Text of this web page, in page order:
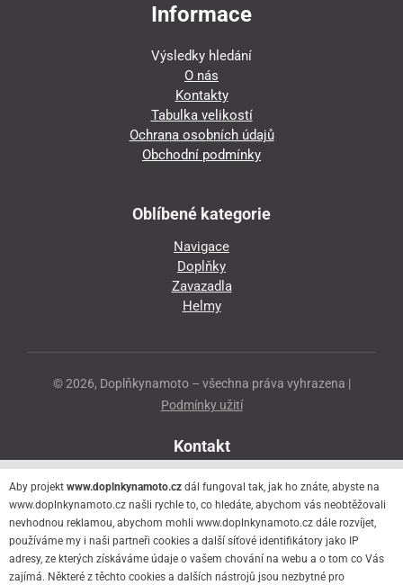
Informace
Výsledky hledání
O nás
Kontakty
Tabulka velikostí
Ochrana osobních údajů
Obchodní podmínky
Oblíbené kategorie
Navigace
Doplňky
Zavazadla
Helmy
© 2026, Doplňkynamoto – všechna práva vyhrazena |
Podmínky užití
Kontakt
Přeloučská 86
530 06 Pardubice - Staré Čivice
776 056 073
motorider.rf@seznam.cz
Aby projekt www.doplnkynamoto.cz dál fungoval tak, jak ho znáte, abyste na
www.doplnkynamoto.cz našli rychle to, co hledáte, abychom vás neobtěžovali
nevhodnou reklamou, abychom mohli www.doplnkynamoto.cz dále rozvíjet,
používáme my i naši partneři cookies a další síťové identifikátory jako IP
adresy, ze kterých získáváme údaje o vašem chování na webu a o tom co Vás
zajímá. Některé z těchto cookies a dalších nástrojů jsou nezbytné pro